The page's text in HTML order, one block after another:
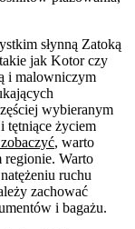
słynną Zatoką
jak Kotor czy
i malowniczym
wybieranym
tętniące życiem
, warto
regionie. Warto
ruchu
zachować
i bagażu.